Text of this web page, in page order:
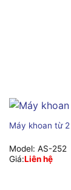
Máy khoan từ
Model: AS-252
Giá:Liên hệ